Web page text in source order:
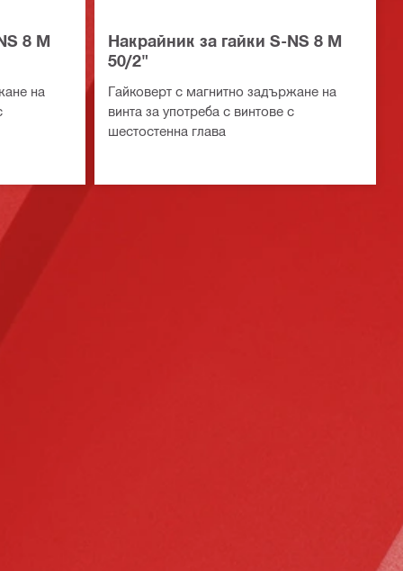
8 M
на
Накрайник за гайки S-NS 8 M
50/2"
Гайковерт с магнитно задържане на
винта за употреба с винтове с
шестостенна глава